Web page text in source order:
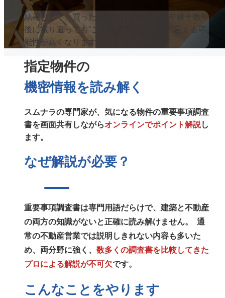
結果として、買った瞬間だけでなく、数年後十数年
後に振り返っても ”この選択でよかった”と言える可
能性が高くなります。
指定物件の
機密情報を読み解く
スムナラの専門家が、気になる物件の重要事項調査
書を画面共有しながらオンラインでポイント解説し
ます。
なぜ解説が必要？
重要事項調査書は専門用語だらけで、建築と不動産
の両方の知識がないと正確に読み解けません。 通
常の不動産営業では説明しきれない内容も多いた
め、両分野に強く、 数多くの調査書を比較してきた
プロによる解説が不可欠です。
こんなことをやります